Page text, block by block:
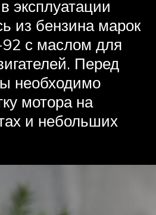
эксплуатации
из бензина марок
с маслом для
Перед
необходимо
мотора на
и небольших